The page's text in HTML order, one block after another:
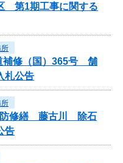
第1期工事に関する
所
補修（国）365号 舗
札公告
所
防修繕 藤古川 除石
告